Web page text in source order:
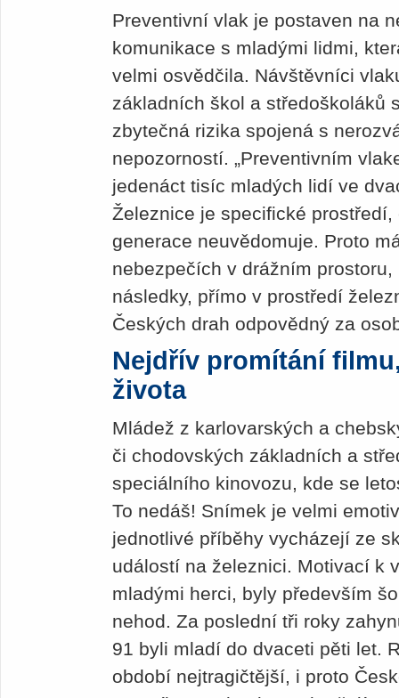
Preventivní vlak je postaven na
komunikace s mladými lidmi,
velmi osvědčila. Návštěvníci
základních škol a středoškoláků
zbytečná rizika spojená s
nepozorností. „Preventivním
jedenáct tisíc mladých lidí ve
Železnice je specifické
generace neuvědomuje. Proto
nebezpečích v drážním
následky, přímo v prostředí
Českých drah odpovědný za
Nejdřív promítání
života
Mládež z karlovarských a
či chodovských základních a
speciálního kinovozu, kde se
To nedáš! Snímek je velmi
jednotlivé příběhy vycházejí ze
událostí na železnici. Motivací k
mladými herci, byly především
nehod. Za poslední tři roky
91 byli mladí do dvaceti pěti let.
období nejtragičtější, i proto